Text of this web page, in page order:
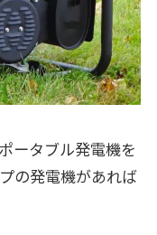
ータブル発電機を
の発電機があれば